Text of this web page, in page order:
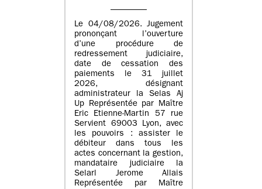
Le 04/08/2026. Jugement
prononçant l’ouverture
d’une procédure de
redressement judiciaire,
date de cessation des
paiements le 31 juillet
2026, désignant
administrateur la Selas Aj
Up Représentée par Maître
Eric Etienne-Martin 57 rue
Servient 69003 Lyon, avec
les pouvoirs : assister le
débiteur dans tous les
actes concernant la gestion,
mandataire judiciaire la
Selarl Jerome Allais
Représentée par Maître